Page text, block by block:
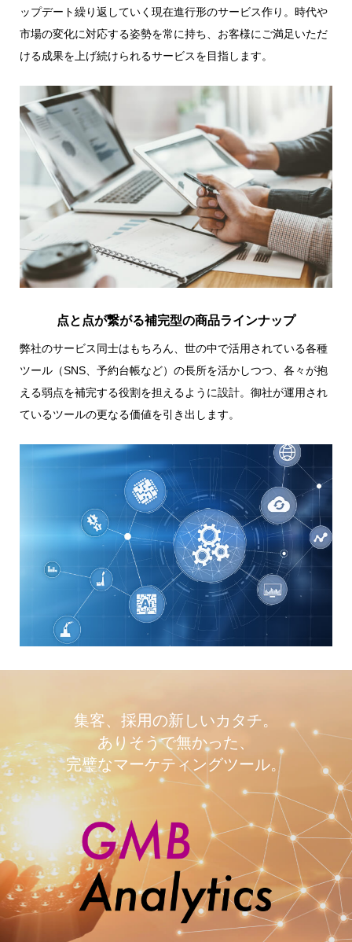
ップデート繰り返していく現在進行形のサービス作り。時代や
市場の変化に対応する姿勢を常に持ち、お客様にご満足いただ
ける成果を上げ続けられるサービスを目指します。
点と点が繋がる補完型の商品ラインナップ
弊社のサービス同士はもちろん、世の中で活用されている各種
ツール（SNS、予約台帳など）の長所を活かしつつ、各々が抱
える弱点を補完する役割を担えるように設計。御社が運用され
ているツールの更なる価値を引き出します。
集客、採用の新しいカタチ。
ありそうで無かった、
完璧なマーケティングツール。